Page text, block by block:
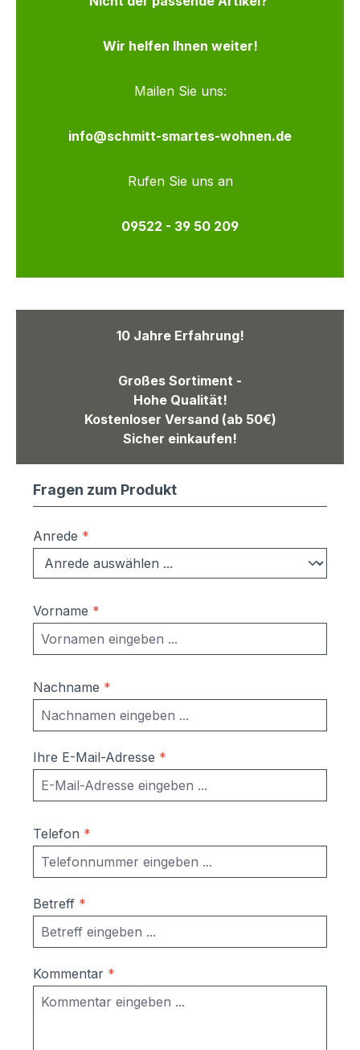
Wir helfen Ihnen weiter!
Mailen Sie uns:
info@schmitt-smartes-wohnen.de
Rufen Sie uns an
09522 - 39 50 209
10 Jahre Erfahrung!
Großes Sortiment -
Hohe Qualität!
Kostenloser Versand (ab 50€)
Sicher einkaufen!
Fragen zum Produkt
Anrede *
Vorname *
Nachname *
Ihre E-Mail-Adresse *
Telefon *
Betreff *
Kommentar *